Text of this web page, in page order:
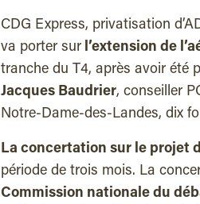
CDG Express, privatisation
va porter sur l’extension de
tranche du T4, après avoir été
Jacques Baudrier, conseiller
Notre-Dame-des-Landes, dix
La concertation sur le projet
période de trois mois. La
Commission nationale du